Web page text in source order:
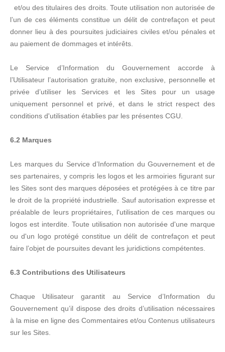
et/ou des titulaires des droits. Toute utilisation non autorisée de
l’un de ces éléments constitue un délit de contrefaçon et peut
donner lieu à des poursuites judiciaires civiles et/ou pénales et
au paiement de dommages et intérêts.
Le Service d’Information du Gouvernement accorde à
l’Utilisateur l’autorisation gratuite, non exclusive, personnelle et
privée d’utiliser les Services et les Sites pour un usage
uniquement personnel et privé, et dans le strict respect des
conditions d'utilisation établies par les présentes CGU.
6.2 Marques
Les marques du Service d’Information du Gouvernement et de
ses partenaires, y compris les logos et les armoiries figurant sur
les Sites sont des marques déposées et protégées à ce titre par
le droit de la propriété industrielle. Sauf autorisation expresse et
préalable de leurs propriétaires, l'utilisation de ces marques ou
logos est interdite. Toute utilisation non autorisée d'une marque
ou d'un logo protégé constitue un délit de contrefaçon et peut
faire l’objet de poursuites devant les juridictions compétentes.
6.3 Contributions des Utilisateurs
Chaque Utilisateur garantit au Service d’Information du
Gouvernement qu’il dispose des droits d’utilisation nécessaires
à la mise en ligne des Commentaires et/ou Contenus utilisateurs
sur les Sites.